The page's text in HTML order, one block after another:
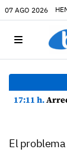
07 AGO 2026
17:11 h.Arrecife
El